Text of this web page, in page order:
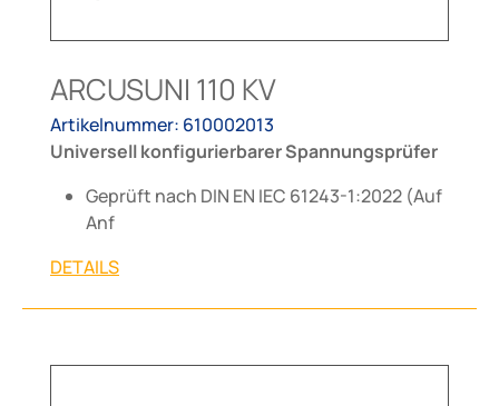
ARCUSUNI 110 KV
Artikelnummer: 610002013
Universell konfigurierbarer Spannungsprüfer
Geprüft nach DIN EN IEC 61243-1:2022 (Auf
Anf
DETAILS